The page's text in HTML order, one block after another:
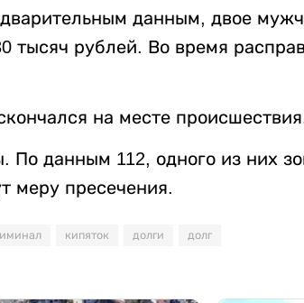
данным, двое
тысяч рублей. Во время
на месте
По данным 112, одного из них
меру пресечения.
кипяток долги долг